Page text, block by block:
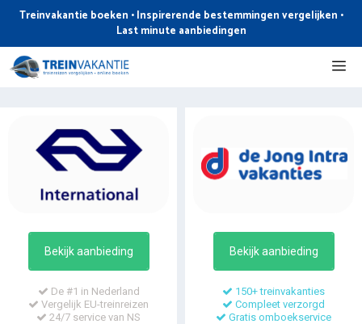
de
inhoud
Treinvakantie boeken • Inspirerende bestemmingen vergelijken •
Last minute aanbiedingen
Bekijk aanbieding
De #1 in Nederland
Vergelijk EU-treinreizen
24/7 service van NS
Bekijk aanbieding
150+ treinvakanties
Compleet verzorgd
Gratis omboekservice